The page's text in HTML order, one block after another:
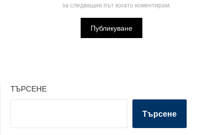
за следващия път когато коментирам.
ТЪРСЕНЕ
Търсене